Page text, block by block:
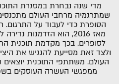
מדי שנה נבחרת במסגרת
שמתרגמיה מרחבי העולם
הסופרת כדי לעבוד על התרגום.
מאז 2016, הוא הזדמנות
לסופרים. בכך מקדמת תוכנית
ולצד זאת מסייעת להנגיש את
העולם. משתתפי התוכנית יוצאים
ממפגשי העשרה העוסקים